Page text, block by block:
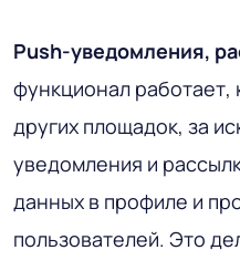
Push-уведомления,
функционал работает,
других площадок, за
уведомления и
данных в профиле и
пользователей. Это